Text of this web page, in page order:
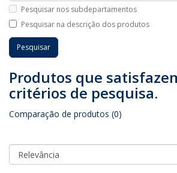
Pesquisar nos subdepartamentos
Pesquisar na descrição dos produtos
Produtos que
critérios de pesquisa.
Comparação de produtos (0)